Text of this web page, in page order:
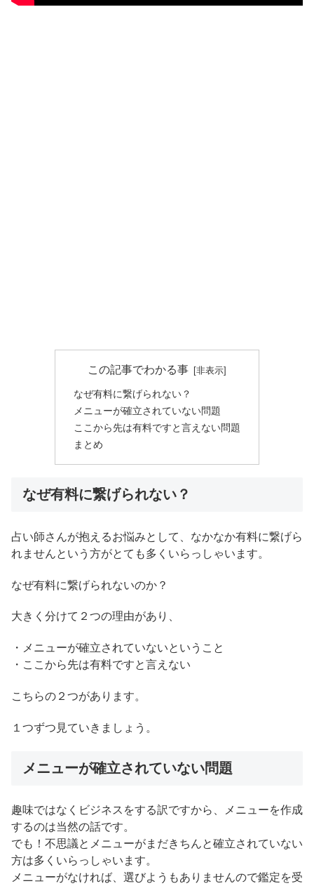
この記事でわかる事
なぜ有料に繋げられない？
メニューが確立されていない問題
ここから先は有料ですと言えない問題
まとめ
なぜ有料に繋げられない？
占い師さんが抱えるお悩みとして、なかなか有料に繋げら
れませんという方がとても多くいらっしゃいます。
なぜ有料に繋げられないのか？
大きく分けて２つの理由があり、
・メニューが確立されていないということ
・ここから先は有料ですと言えない
こちらの２つがあります。
１つずつ見ていきましょう。
メニューが確立されていない問題
趣味ではなくビジネスをする訳ですから、メニューを作成
するのは当然の話です。
でも！不思議とメニューがまだきちんと確立されていない
方は多くいらっしゃいます。
メニューがなければ、選びようもありませんので鑑定を受